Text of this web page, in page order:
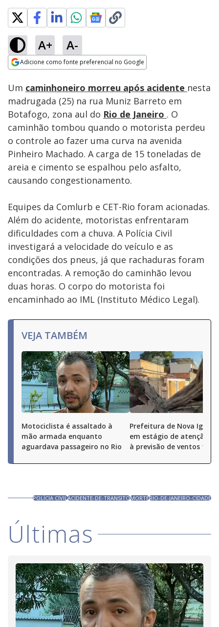
A+ A-
Adicione como fonte preferencial no Google
Ativar
Loaded:
46.39%
Um caminhoneiro morreu após acidente nesta
madrugada (25) na rua Muniz Barreto em
Botafogo, zona aul do Rio de Janeiro . O
caminhão tombou quando o motorista perdeu
o controle ao fazer uma curva na avenida
Pinheiro Machado. A carga de 15 toneladas de
areia e cimento se espalhou pelo asfalto,
causando congestionamento.
Equipes da Comlurb e CET-Rio foram acionadas.
Além do acidente, motoristas enfrentaram
dificuldades com a chuva. A Polícia Civil
investigará a velocidade do veículo e as
condições dos pneus, já que rachaduras foram
encontradas. A remoção do caminhão levou
duas horas. O corpo do motorista foi
encaminhado ao IML (Instituto Médico Legal).
VEJA TAMBÉM
Motociclista é assaltado à
mão armada enquanto
aguardava passageiro no Rio
Prefeitura de Nova
em estágio de atenção
à previsão de ventos
POLÍCIA CIVILACIDENTE-DE-TRANSITOMORTERIO-DE-JANEIRO-CIDADE
Últimas